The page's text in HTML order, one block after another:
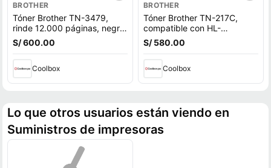
BROTHER
Tóner Brother TN-3479,
rinde 12.000 páginas, negro
- HL-L5100DN
S/ 600.00
Coolbox
BROTHER
Tóner Brother TN-217C,
compatible con HL-
L3210CW, DCP-L3550CDW,
rendimiento 2,300 páginas,
S/ 580.00
Coolbox
Lo que otros usuarios están viendo en
Suministros de impresoras